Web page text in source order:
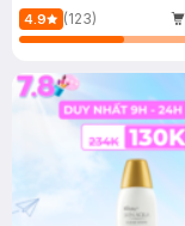
4.9 (123)